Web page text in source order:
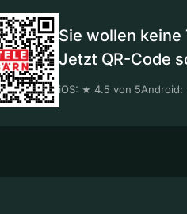
Sie wollen
Jetzt QR-Code
iOS: ★ 4.5 von 5